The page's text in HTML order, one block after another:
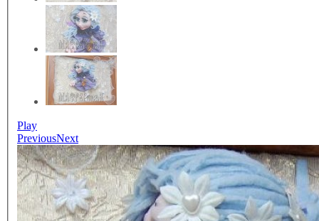
Play
PreviousNext